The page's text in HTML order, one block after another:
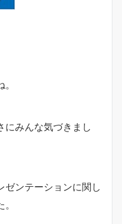
にみんな気づきまし
ゼンテーションに関し